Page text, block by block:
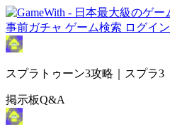
事前ガチャ ゲーム検索 ログイン
スプラトゥーン3攻略｜スプラ3
掲示板Q&A